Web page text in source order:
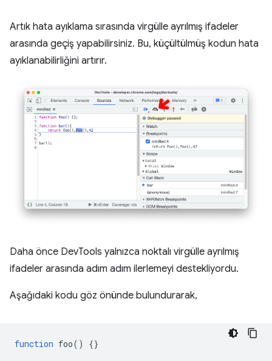
Artık hata ayıklama sırasında virgülle ayrılmış ifadeler
arasında geçiş yapabilirsiniz. Bu, küçültülmüş kodun hata
ayıklanabilirliğini artırır.
Daha önce DevTools yalnızca noktalı virgülle ayrılmış
ifadeler arasında adım adım ilerlemeyi destekliyordu.
Aşağıdaki kodu göz önünde bulundurarak,
function foo() {}